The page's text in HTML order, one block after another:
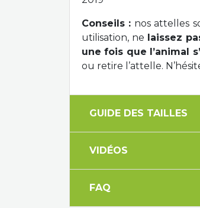
Conseils : nos attelles
utilisation, ne laissez
une fois que l’animal
ou retire l’attelle.
GUIDE DES TAILLES
VIDÉOS
FAQ